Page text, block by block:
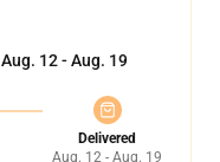
Aug. 12 - Aug. 19
Delivered
Aug. 12 - Aug. 19